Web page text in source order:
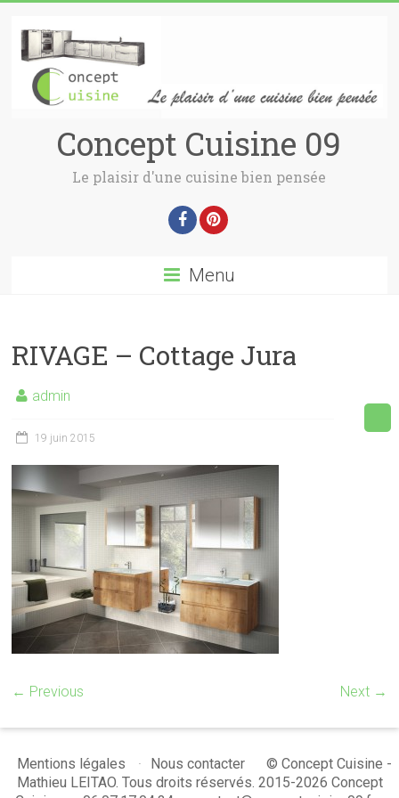
Concept Cuisine 09
Le plaisir d'une cuisine bien pensée
Menu
RIVAGE – Cottage Jura
admin
19 juin 2015
← Previous Next →
Mentions légales Nous contacter
© Concept Cuisine -
Mathieu LEITAO. Tous droits réservés. 2015-2026 Concept